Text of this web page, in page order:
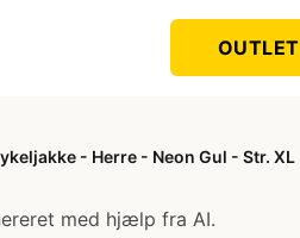
OUTLET
- Herre - Neon Gul - Str. XL
med hjælp fra AI.